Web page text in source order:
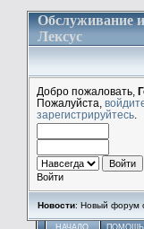
Обслуживание
Лексус
Добро пожаловать,
Пожалуйста,
зарегистрируйтесь
Войти
Новости: Новый форум
НАЧАЛО ПОМОЩЬ